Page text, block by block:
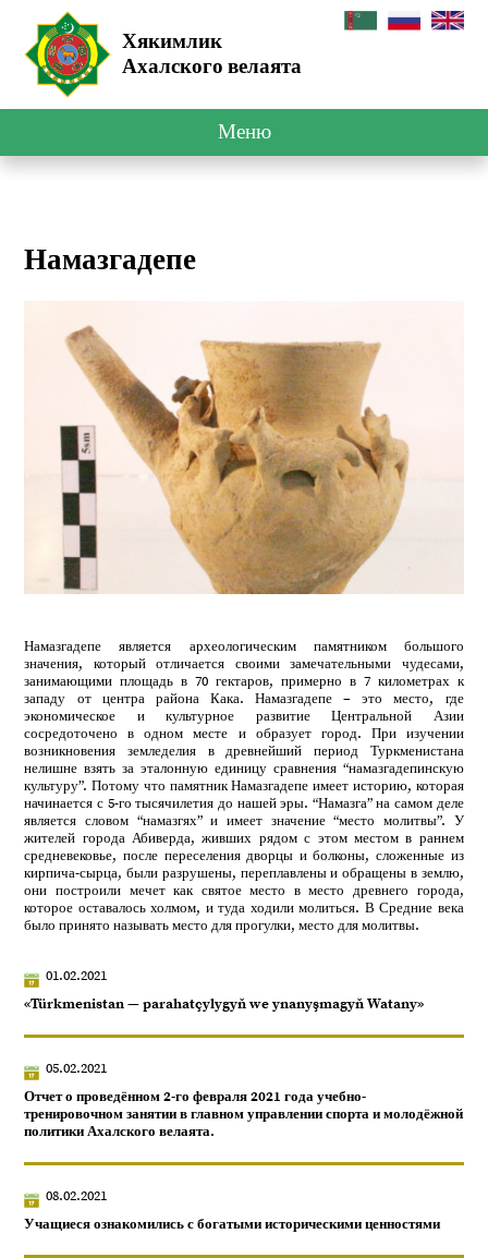
Хякимлик
Ахалского велаята
Меню
Намазгадепе
Намазгадепе является археологическим памятником большого
значения, который отличается своими замечательными чудесами,
занимающими площадь в 70 гектаров, примерно в 7 километрах к
западу от центра района Кака. Намазгадепе – это место, где
экономическое и культурное развитие Центральной Азии
сосредоточено в одном месте и образует город. При изучении
возникновения земледелия в древнейший период Туркменистана
нелишне взять за эталонную единицу сравнения “намазгадепинскую
культуру”. Потому что памятник Намазгадепе имеет историю, которая
начинается с 5-го тысячилетия до нашей эры. “Намазга” на самом деле
является словом “намазгях” и имеет значение “место молитвы”. У
жителей города Абиверда, живших рядом с этом местом в раннем
средневековье, после переселения дворцы и болконы, сложенные из
кирпича-сырца, были разрушены, переплавлены и обращены в землю,
они построили мечет как святое место в место древнего города,
которое оставалось холмом, и туда ходили молиться. В Средние века
было принято называть место для прогулки, место для молитвы.
01.02.2021
«Türkmenistan — parahatçylygyň we ynanyşmagyň Watany»
05.02.2021
Отчет о проведённом 2-го февраля 2021 года учебно-
тренировочном занятии в главном управлении спорта и молодёжной
политики Ахалского велаята.
08.02.2021
Учащиеся ознакомились с богатыми историческими ценностями